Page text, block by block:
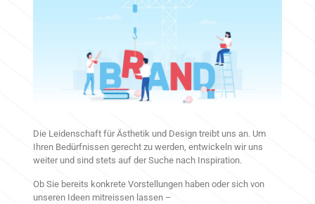
Die Leidenschaft für Ästhetik und Design treibt uns an. Um
Ihren Bedürfnissen gerecht zu werden, entwickeln wir uns
weiter und sind stets auf der Suche nach Inspiration.
Ob Sie bereits konkrete Vorstellungen haben oder sich von
unseren Ideen mitreissen lassen –